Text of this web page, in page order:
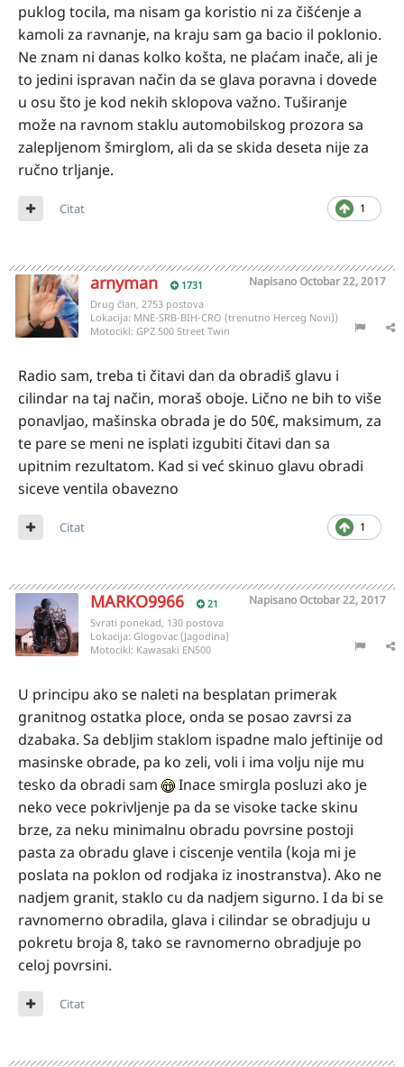
puklog tocila, ma nisam ga koristio ni za čišćenje a
kamoli za ravnanje, na kraju sam ga bacio il poklonio.
Ne znam ni danas kolko košta, ne plaćam inače, ali je
to jedini ispravan način da se glava poravna i dovede
u osu što je kod nekih sklopova važno. Tuširanje
može na ravnom staklu automobilskog prozora sa
zalepljenom šmirglom, ali da se skida deseta nije za
ručno trljanje.
1
Citat
arnyman 1731 NapisanoOctobar 22, 2017
Drug član, 2753 postova
Lokacija: MNE-SRB-BIH-CRO (trenutno Herceg Novi))
Motocikl: GPZ 500 Street Twin
Radio sam, treba ti čitavi dan da obradiš glavu i
cilindar na taj način, moraš oboje. Lično ne bih to više
ponavljao, mašinska obrada je do 50€, maksimum, za
te pare se meni ne isplati izgubiti čitavi dan sa
upitnim rezultatom. Kad si već skinuo glavu obradi
siceve ventila obavezno
1
Citat
MARKO9966 21 NapisanoOctobar 22, 2017
Svrati ponekad, 130 postova
Lokacija: Glogovac (Jagodina)
Motocikl: Kawasaki EN500
U principu ako se naleti na besplatan primerak
granitnog ostatka ploce, onda se posao zavrsi za
dzabaka. Sa debljim staklom ispadne malo jeftinije od
masinske obrade, pa ko zeli, voli i ima volju nije mu
tesko da obradi sam
Inace smirgla posluzi ako je
neko vece pokrivljenje pa da se visoke tacke skinu
brze, za neku minimalnu obradu povrsine postoji
pasta za obradu glave i ciscenje ventila (koja mi je
poslata na poklon od rodjaka iz inostranstva). Ako ne
nadjem granit, staklo cu da nadjem sigurno. I da bi se
ravnomerno obradila, glava i cilindar se obradjuju u
pokretu broja 8, tako se ravnomerno obradjuje po
celoj povrsini.
Citat